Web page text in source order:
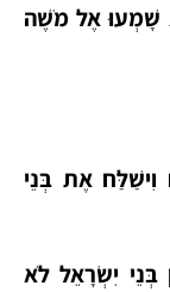
שָׁמְעוּ אֶל מֹשֶׁה
אֶת בְּנֵי
בְּנֵי יִשְׂרָאֵל לֹא